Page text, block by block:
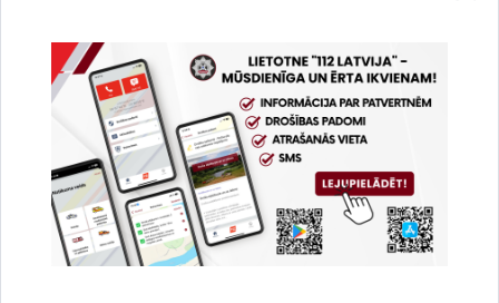
Vai šī informācija bija noderīga?